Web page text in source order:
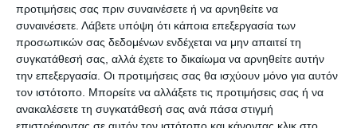
προτιμήσεις σας πριν συναινέσετε ή να αρνηθείτε να
συναινέσετε. Λάβετε υπόψη ότι κάποια επεξεργασία των
προσωπικών σας δεδομένων ενδέχεται να μην απαιτεί τη
συγκατάθεσή σας, αλλά έχετε το δικαίωμα να αρνηθείτε αυτήν
την επεξεργασία. Οι προτιμήσεις σας θα ισχύουν μόνο για αυτόν
τον ιστότοπο. Μπορείτε να αλλάξετε τις προτιμήσεις σας ή να
ανακαλέσετε τη συγκατάθεσή σας ανά πάσα στιγμή
επιστρέφοντας σε αυτόν τον ιστότοπο και κάνοντας κλικ στο
– Βιβλία, τετράδια και σημειώσεις.
– Διορθωτικό (blanco) οποιασδήποτε μορφής
(υγρό ή ταινία).